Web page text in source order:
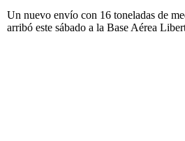
Un nuevo envío con 16 toneladas de
arribó este sábado a la Base Aérea